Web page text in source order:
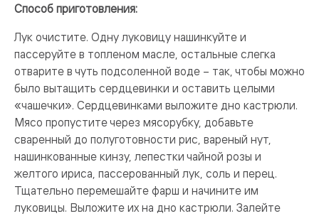
Способ приготовления:
Лук очистите. Одну луковицу нашинкуйте и
пассеруйте в топленом масле, остальные слегка
отварите в чуть подсоленной воде – так, чтобы можно
было вытащить сердцевинки и оставить целыми
«чашечки». Сердцевинками выложите дно кастрюли.
Мясо пропустите через мясорубку, добавьте
сваренный до полуготовности рис, вареный нут,
нашинкованные кинзу, лепестки чайной розы и
желтого ириса, пассерованный лук, соль и перец.
Тщательно перемешайте фарш и начините им
луковицы. Выложите их на дно кастрюли. Залейте